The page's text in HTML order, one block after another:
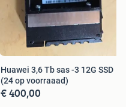
Huawei 3,6 Tb sas -3 12G SSD
(24 op voorraaad)
€ 400,00